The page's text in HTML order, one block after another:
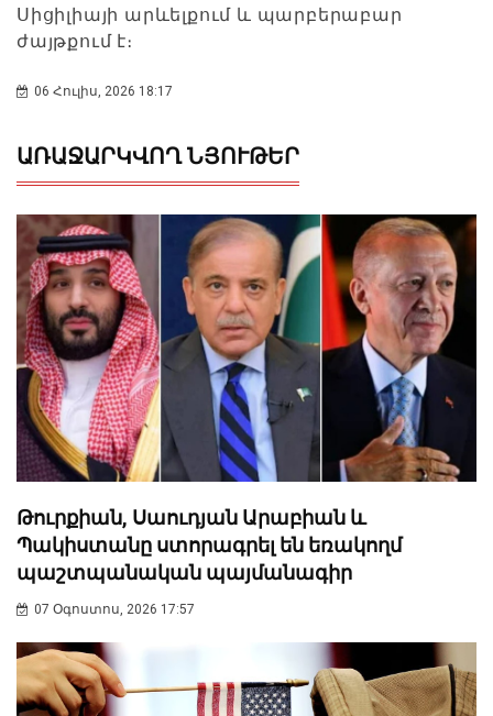
Սիցիլիայի արևելքում և պարբերաբար
ժայթքում է։
06 Հուլիս, 2026 18:17
ԱՌԱՋԱՐԿՎՈՂ ՆՅՈՒԹԵՐ
Թուրքիան, Սաուդյան Արաբիան և
Պակիստանը ստորագրել են եռակողմ
պաշտպանական պայմանագիր
07 Օգոստոս, 2026 17:57